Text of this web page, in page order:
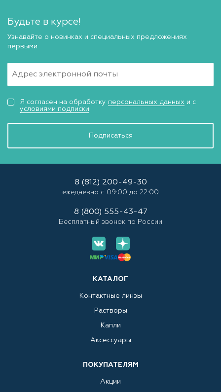
Будьте в курсе!
Узнавайте о новинках и специальных предложениях
первыми
Подписаться
Я согласен на обработку персональных данных и с
условиями подписки
КАТАЛОГ
Контактные линзы
Растворы
Капли
Аксессуары
ПОКУПАТЕЛЯМ
Акции
8 (812) 200-49-30
ежедневно с 09:00 до 22:00
8 (800) 555-43-47
Бесплатный звонок по России